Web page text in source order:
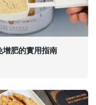
增肥的實用指南